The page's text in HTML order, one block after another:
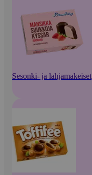
Sesonki- ja lahjamakeiset